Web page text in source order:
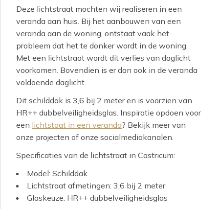
Deze lichtstraat mochten wij realiseren in een
veranda aan huis. Bij het aanbouwen van een
veranda aan de woning, ontstaat vaak het
probleem dat het te donker wordt in de woning.
Met een lichtstraat wordt dit verlies van daglicht
voorkomen. Bovendien is er dan ook in de veranda
voldoende daglicht.
Dit schilddak is 3,6 bij 2 meter en is voorzien van
HR++ dubbelveiligheidsglas. Inspiratie opdoen voor
een lichtstaat in een veranda? Bekijk meer van
onze projecten of onze socialmediakanalen.
Specificaties van de lichtstraat in Castricum:
Model: Schilddak
Lichtstraat afmetingen: 3,6 bij 2 meter
Glaskeuze: HR++ dubbelveiligheidsglas